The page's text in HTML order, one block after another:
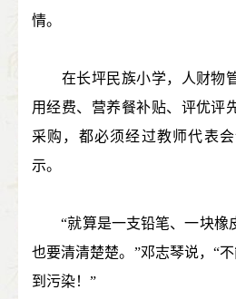
情。
在长坪民族小学，人财物
用经费、营养餐补贴、评优评
采购，都必须经过教师代表
示。
“就算是一支铅笔、一块橡
也要清清楚楚。”邓志琴说，“
到污染！”